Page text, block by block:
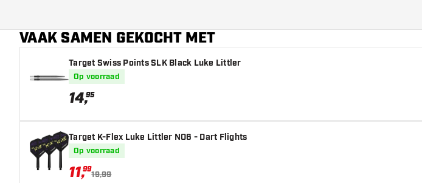
Barrel neus vorm
Barrel gripzone
Barrel vorm
Gewicht
VAAK SAMEN GEKOCHT MET
Target Swiss Points SLK Black Luke Littler
Op voorraad
14,95
Target K-Flex Luke Littler NO6 - Dart Flights
Op voorraad
11,99
19,99